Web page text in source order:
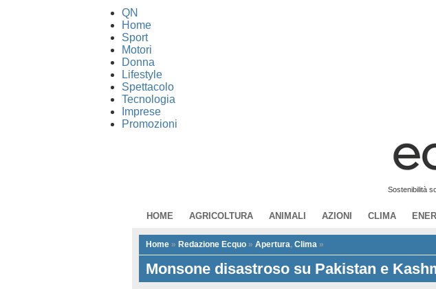
QN
Home
Sport
Motori
Donna
Lifestyle
Spettacolo
Tecnologia
Imprese
Promozioni
Sostenibilità
HOME AGRICOLTURA ANIMALI AZIONI CLIMA
Home » Redazione Ecquo » Apertura, Clima »
Monsone disastroso su Pakistan e